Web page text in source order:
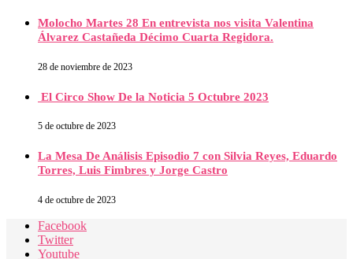
Molocho Martes 28 En entrevista nos visita Valentina
Álvarez Castañeda Décimo Cuarta Regidora.
28 de noviembre de 2023
El Circo Show De la Noticia 5 Octubre 2023
5 de octubre de 2023
La Mesa De Análisis Episodio 7 con Silvia Reyes, Eduardo
Torres, Luis Fimbres y Jorge Castro
4 de octubre de 2023
Facebook
Twitter
Youtube